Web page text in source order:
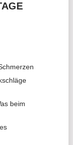
beim